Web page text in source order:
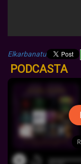
Elkarbanatu
PODCASTA